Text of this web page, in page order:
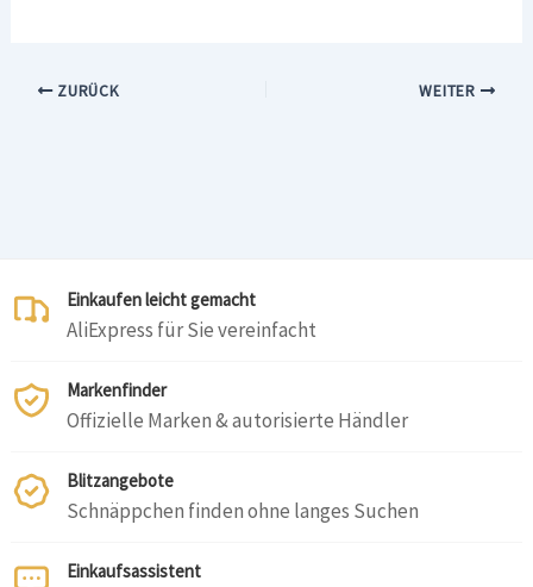
ZURÜCK WEITER
Einkaufen leicht gemacht
AliExpress für Sie vereinfacht
Markenfinder
Offizielle Marken & autorisierte Händler
Blitzangebote
Schnäppchen finden ohne langes Suchen
Einkaufsassistent